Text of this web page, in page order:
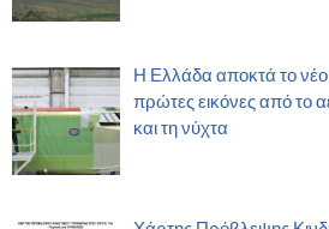
Η Ελλάδα αποκτά το
πρώτες εικόνες από το
και τη νύχτα